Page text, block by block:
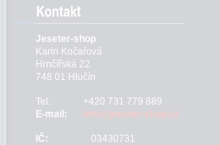
Jeseter-shop
Karin Kočařová
Hrnčířská 22
748 01 Hlučín
Tel:
+420 731 779 889
E-mail:
info@jeseter-shop.cz
IČ:
03430731